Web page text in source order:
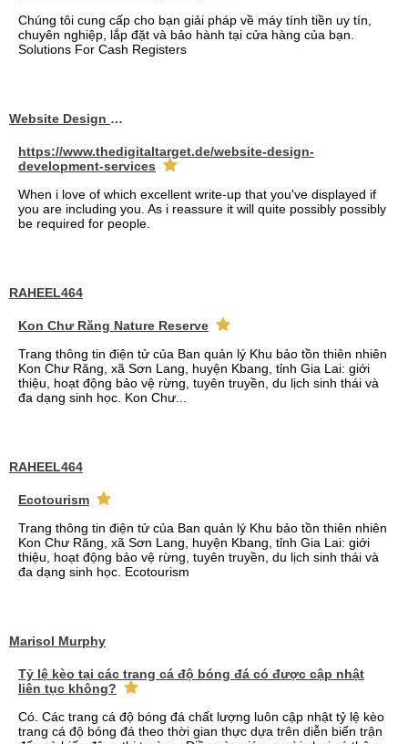
Chúng tôi cung cấp cho bạn giải pháp về máy tính tiền uy tín,
chuyên nghiệp, lắp đặt và bảo hành tại cửa hàng của bạn.
Solutions For Cash Registers
Website Design Services berin
https://www.thedigitaltarget.de/website-design-
development-services
When i love of which excellent write-up that you've displayed if
you are including you. As i reassure it will quite possibly possibly
be required for people.
RAHEEL464
Kon Chư Răng Nature Reserve
Trang thông tin điện tử của Ban quản lý Khu bảo tồn thiên nhiên
Kon Chư Răng, xã Sơn Lang, huyện Kbang, tỉnh Gia Lai: giới
thiệu, hoạt động bảo vệ rừng, tuyên truyền, du lịch sinh thái và
đa dạng sinh học. Kon Chư...
RAHEEL464
Ecotourism
Trang thông tin điện tử của Ban quản lý Khu bảo tồn thiên nhiên
Kon Chư Răng, xã Sơn Lang, huyện Kbang, tỉnh Gia Lai: giới
thiệu, hoạt động bảo vệ rừng, tuyên truyền, du lịch sinh thái và
đa dạng sinh học. Ecotourism
Marisol Murphy
Tỷ lệ kèo tại các trang cá độ bóng đá có được cập nhật
liên tục không?
Có. Các trang cá độ bóng đá chất lượng luôn cập nhật tỷ lệ kèo
trang cá độ bóng đá theo thời gian thực dựa trên diễn biến trận